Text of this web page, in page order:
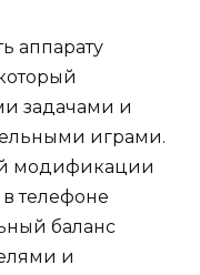
аппарату
задачами и
играми.
модификации
телефоне
баланс
и